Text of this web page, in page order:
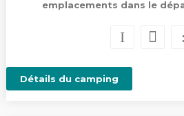
emplacements dans le
Détails du camping